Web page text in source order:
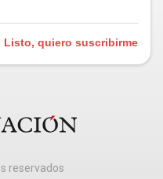
Listo, quiero suscribirme
reservados